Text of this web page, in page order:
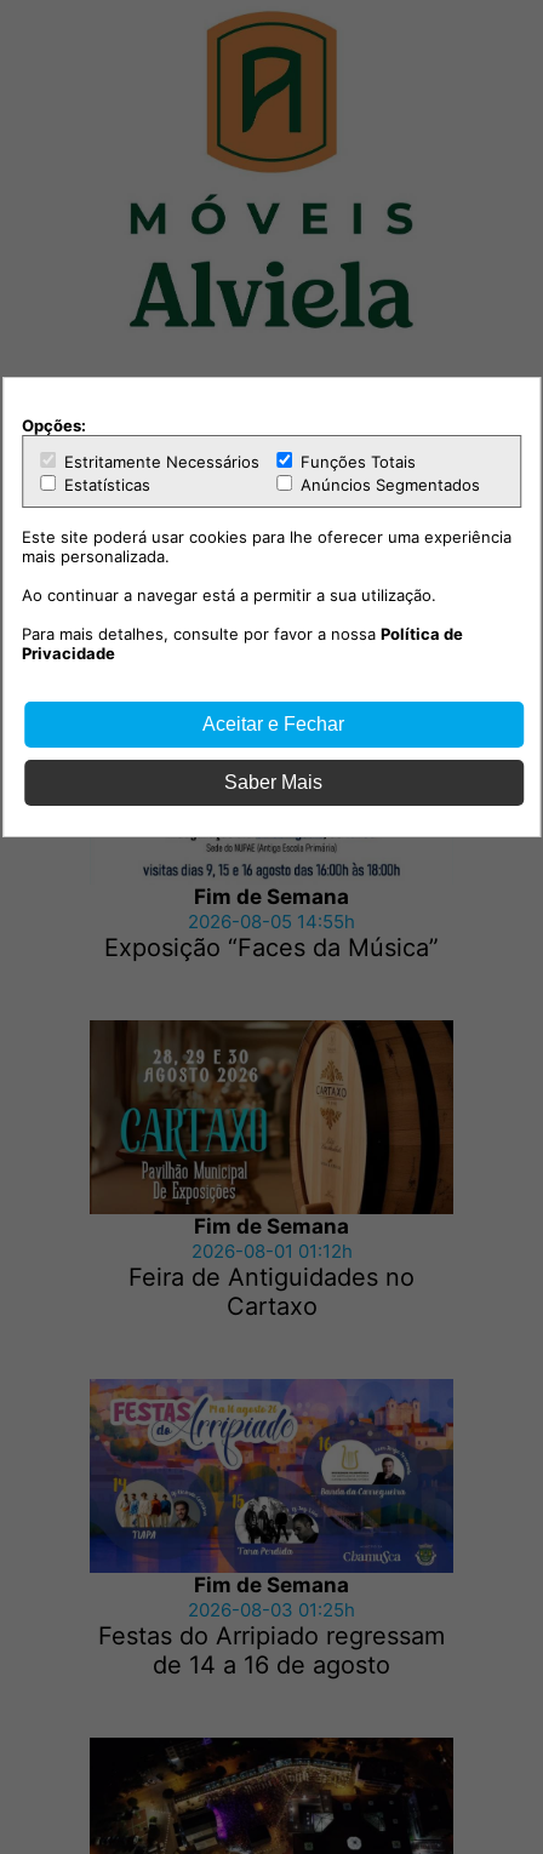
Outras notícias
Fim de Semana
2026-08-05 14:55h
Exposição “Faces da Música”
Fim de Semana
2026-08-01 01:12h
Feira de Antiguidades no
Cartaxo
Fim de Semana
2026-08-03 01:25h
Festas do Arripiado regressam
de 14 a 16 de agosto
Opções:
Estritamente Necessários
Funções Totais
Estatísticas
Anúncios Segmentados
Este site poderá usar cookies para lhe oferecer uma experiência
mais personalizada.
Ao continuar a navegar está a permitir a sua utilização.
Para mais detalhes, consulte por favor a nossaPolítica de
Privacidade
Aceitar e Fechar
Saber Mais